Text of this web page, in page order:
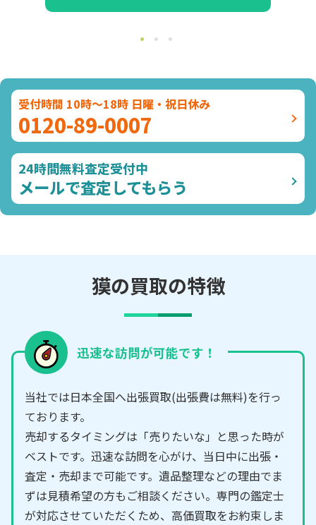
受付時間 10時～18時 日曜・祝日休み
0120-89-0007
24時間無料査定受付中
メールで査定してもらう
獏の買取の特徴
迅速な訪問が可能です！
当社では日本全国へ出張買取(出張費は無料)を行っ
ております。
売却するタイミングは「売りたいな」と思った時が
ベストです。迅速な訪問を心がけ、当日中に出張・
査定・売却まで可能です。遺品整理などの理由でま
ずは見積希望の方もご相談ください。専門の鑑定士
が対応させていただくため、高価買取をお約束しま